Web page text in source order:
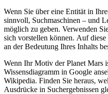
Wenn Sie über eine Entität in
sinnvoll, Suchmaschinen – und
möglich zu geben. Verwenden
sich vorstellen können. Auf
an der Bedeutung Ihres Inhalts
Wenn Ihr Motiv der Planet Mars
Wissensdiagramm in Google
Wikipedia. Finden Sie heraus,
Ausdrücke in Suchergebnissen